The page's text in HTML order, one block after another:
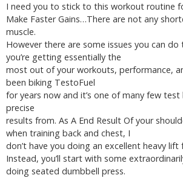
I need you to stick to this workout routine
Make Faster Gains…There are not any
muscle.
However there are some issues you can do
you’re getting essentially the
most out of your workouts, performance,
been biking TestoFuel
for years now and it’s one of many few test
precise
results from. As A End Result Of your
when training back and chest, I
don’t have you doing an excellent heavy lift
Instead, you’ll start with some
doing seated dumbbell press.